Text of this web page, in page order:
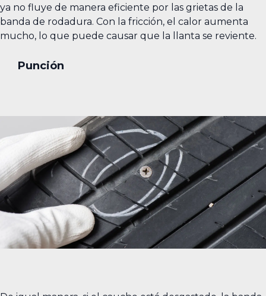
ya no fluye de manera eficiente por las grietas de la
banda de rodadura. Con la fricción, el calor aumenta
mucho, lo que puede causar que la llanta se reviente.
Punción